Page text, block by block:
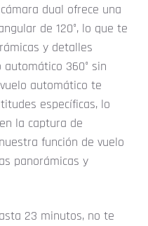
dual ofrece una
de 120°, lo que te
y detalles
360° sin
automático te
específicas, lo
la captura de
función de vuelo
panorámicas y
23 minutos, no te